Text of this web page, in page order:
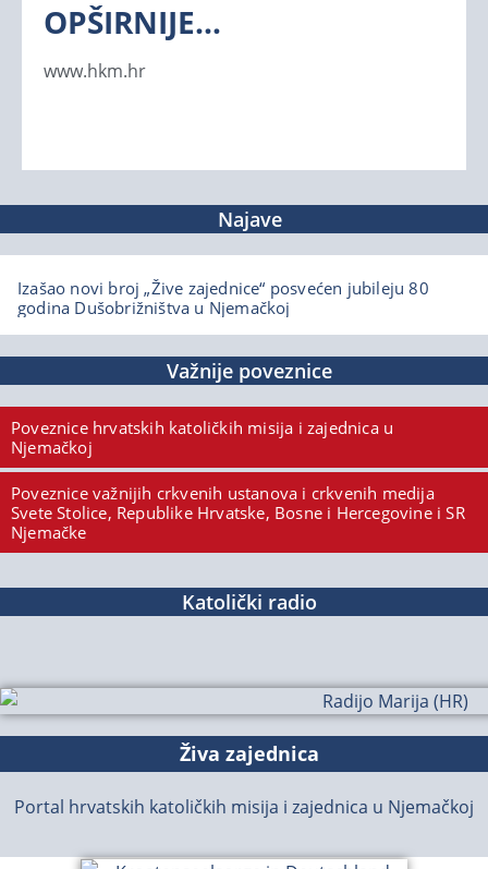
OPŠIRNIJE…
www.hkm.hr
Najave
Izašao novi broj „Žive zajednice“ posvećen jubileju 80
godina Dušobrižništva u Njemačkoj
Važnije poveznice
Poveznice hrvatskih katoličkih misija i zajednica u
Njemačkoj
Poveznice važnijih crkvenih ustanova i crkvenih medija
Svete Stolice, Republike Hrvatske, Bosne i Hercegovine i SR
Njemačke
Katolički radio
Živa zajednica
Portal hrvatskih katoličkih misija i zajednica u Njemačkoj